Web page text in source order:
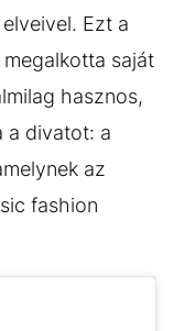
Ezt a
saját
hasznos,
a divatot: a
az
fashion